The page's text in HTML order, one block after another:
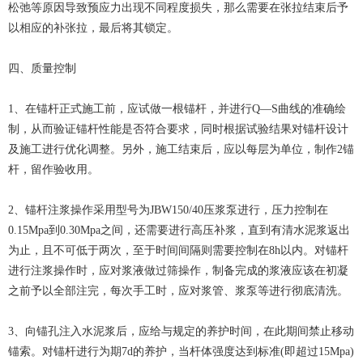
松弛等原因导致预应力出现不同程度损失，那么需要在张拉结束后予
以相应的补张拉，最后将其锁定。
四、质量控制
1、在锚杆正式施工前，应试做一根锚杆，并进行Q―S曲线的准确绘
制，从而验证锚杆性能是否符合要求，同时根据试验结果对锚杆设计
及施工进行优化调整。另外，施工结束后，应以每层为单位，制作2锚
杆，留作验收用。
2、锚杆注浆操作采用型号为JBW150/40压浆泵进行，压力控制在
0.15Mpa到0.30Mpa之间，还需要进行高压补浆，直到有清水泥浆返出
为止，且不可低于两次，至于时间间隔则需要控制在8h以内。对锚杆
进行注浆操作时，应对浆液做过筛操作，制备完成的浆液应该在初凝
之前予以全部注完，每次手工时，应对浆管、浆泵等进行彻底清洗。
3、向锚孔注入水泥浆后，应给与规定的养护时间，在此期间禁止移动
锚索。对锚杆进行为期7d的养护，当杆体强度达到标准(即超过15Mpa)